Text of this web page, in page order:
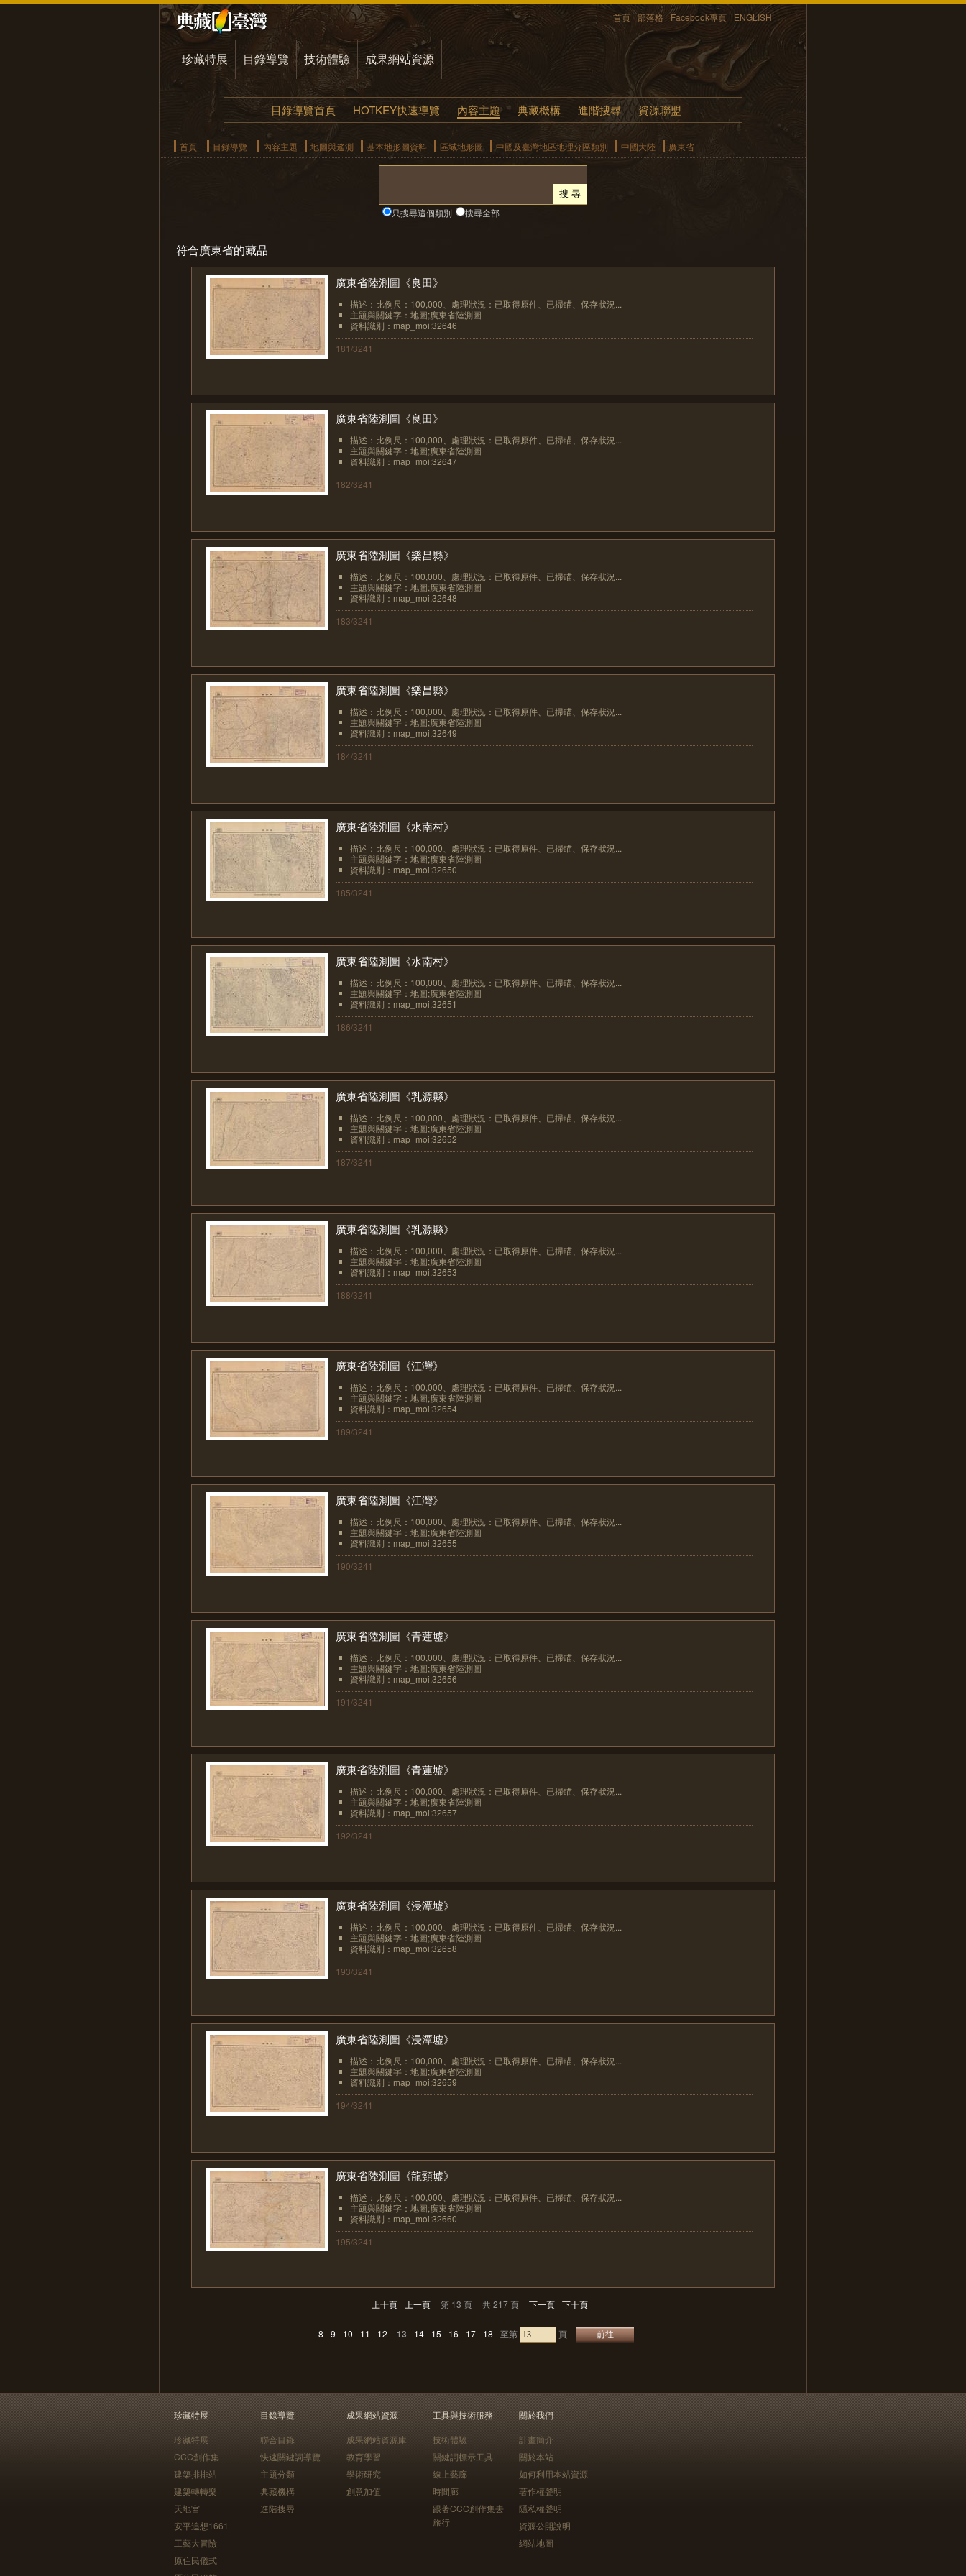
首頁 部落格 Facebook專頁 ENGLISH
珍藏特展 目錄導覽 技術體驗 成果網站資源
目錄導覽首頁 HOTKEY快速導覽 內容主題 典藏機構 進階搜尋 資源聯盟
首頁 目錄導覽 內容主題 地圖與遙測 基本地形圖資料 區域地形圖 中國及臺灣地區地理分區類別 中國大陸 廣東省
只搜尋這個類別 搜尋全部
符合廣東省的藏品
廣東省陸測圖《良田》
描述：比例尺：100,000、處理狀況：已取得原件、已掃瞄、保存狀況...
主題與關鍵字：地圖;廣東省陸測圖
資料識別：map_moi:32646
181/3241
廣東省陸測圖《良田》
描述：比例尺：100,000、處理狀況：已取得原件、已掃瞄、保存狀況...
主題與關鍵字：地圖;廣東省陸測圖
資料識別：map_moi:32647
182/3241
廣東省陸測圖《樂昌縣》
描述：比例尺：100,000、處理狀況：已取得原件、已掃瞄、保存狀況...
主題與關鍵字：地圖;廣東省陸測圖
資料識別：map_moi:32648
183/3241
廣東省陸測圖《樂昌縣》
描述：比例尺：100,000、處理狀況：已取得原件、已掃瞄、保存狀況...
主題與關鍵字：地圖;廣東省陸測圖
資料識別：map_moi:32649
184/3241
廣東省陸測圖《水南村》
描述：比例尺：100,000、處理狀況：已取得原件、已掃瞄、保存狀況...
主題與關鍵字：地圖;廣東省陸測圖
資料識別：map_moi:32650
185/3241
廣東省陸測圖《水南村》
描述：比例尺：100,000、處理狀況：已取得原件、已掃瞄、保存狀況...
主題與關鍵字：地圖;廣東省陸測圖
資料識別：map_moi:32651
186/3241
廣東省陸測圖《乳源縣》
描述：比例尺：100,000、處理狀況：已取得原件、已掃瞄、保存狀況...
主題與關鍵字：地圖;廣東省陸測圖
資料識別：map_moi:32652
187/3241
廣東省陸測圖《乳源縣》
描述：比例尺：100,000、處理狀況：已取得原件、已掃瞄、保存狀況...
主題與關鍵字：地圖;廣東省陸測圖
資料識別：map_moi:32653
188/3241
廣東省陸測圖《江灣》
描述：比例尺：100,000、處理狀況：已取得原件、已掃瞄、保存狀況...
主題與關鍵字：地圖;廣東省陸測圖
資料識別：map_moi:32654
189/3241
廣東省陸測圖《江灣》
描述：比例尺：100,000、處理狀況：已取得原件、已掃瞄、保存狀況...
主題與關鍵字：地圖;廣東省陸測圖
資料識別：map_moi:32655
190/3241
廣東省陸測圖《青蓮墟》
描述：比例尺：100,000、處理狀況：已取得原件、已掃瞄、保存狀況...
主題與關鍵字：地圖;廣東省陸測圖
資料識別：map_moi:32656
191/3241
廣東省陸測圖《青蓮墟》
描述：比例尺：100,000、處理狀況：已取得原件、已掃瞄、保存狀況...
主題與關鍵字：地圖;廣東省陸測圖
資料識別：map_moi:32657
192/3241
廣東省陸測圖《浸潭墟》
描述：比例尺：100,000、處理狀況：已取得原件、已掃瞄、保存狀況...
主題與關鍵字：地圖;廣東省陸測圖
資料識別：map_moi:32658
193/3241
廣東省陸測圖《浸潭墟》
描述：比例尺：100,000、處理狀況：已取得原件、已掃瞄、保存狀況...
主題與關鍵字：地圖;廣東省陸測圖
資料識別：map_moi:32659
194/3241
廣東省陸測圖《龍頸墟》
描述：比例尺：100,000、處理狀況：已取得原件、已掃瞄、保存狀況...
主題與關鍵字：地圖;廣東省陸測圖
資料識別：map_moi:32660
195/3241
上十頁 上一頁 第 13 頁 共 217 頁 下一頁 下十頁
8 9 10 11 12 13 14 15 16 17 18 至第 頁
珍藏特展
珍藏特展
CCC創作集
建築排排站
建築轉轉樂
天地宮
安平追想1661
工藝大冒險
原住民儀式
目錄導覽
聯合目錄
快速關鍵詞導覽
主題分類
典藏機構
進階搜尋
成果網站資源
成果網站資源庫
教育學習
學術研究
創意加值
工具與技術服務
技術體驗
關鍵詞標示工具
線上藝廊
時間廊
跟著CCC創作集去
旅行
關於我們
計畫簡介
關於本站
如何利用本站資源
著作權聲明
隱私權聲明
資源公開說明
網站地圖